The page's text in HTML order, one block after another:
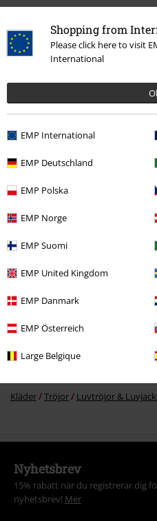
Shopping from
Please click here to visit
International
EMP International
EMP Deutschland
EMP Polska
EMP Norge
EMP Suomi
EMP United Kingdom
EMP Danmark
EMP Österreich
Large Belgique
Senast besökt
53% RABATT
More categories. More
Kläder Tröjor Luvtröjor &
Nyhetsbrev
15% rabatt när du registrerar dig
nyhetsbrev! Mer